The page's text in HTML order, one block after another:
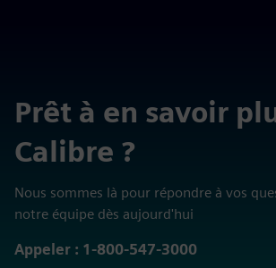
Prêt à en savoir
Calibre ?
Nous sommes là pour répondre à vos
notre équipe dès aujourd'hui
Appeler : 1-800-547-3000